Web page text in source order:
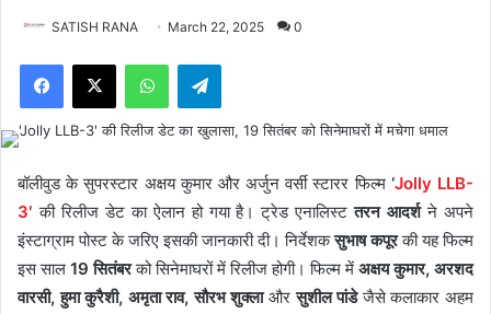
SATISH RANA March 22, 2025 0
Facebook
X WhatsAppTelegram
बॉलीवुड के सुपरस्टार अक्षय कुमार और अर्जुन वर्सी स्टारर फिल्म ‘Jolly LLB-
3′ की रिलीज डेट का ऐलान हो गया है। ट्रेड एनालिस्टतरन आदर्शने अपने
इंस्टाग्राम पोस्ट के जरिए इसकी जानकारी दी। निर्देशकसुभाष कपूरकी यह फिल्म
इस साल 19 सितंबरको सिनेमाघरों में रिलीज होगी। फिल्म में अक्षय कुमार, अरशद
वारसी, हुमा कुरैशी, अमृता राव, सौरभ शुक्लाऔरसुशील पांडेजैसे कलाकार अहम